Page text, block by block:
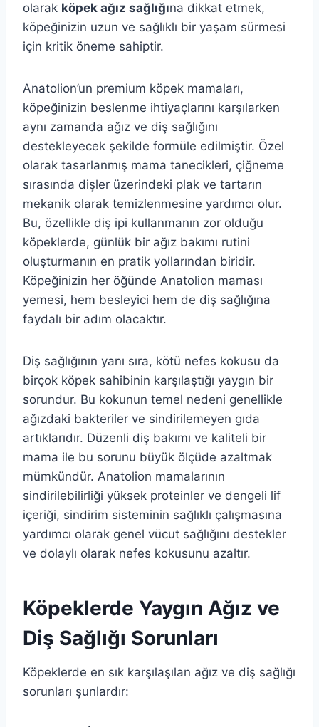
olarak köpek ağız sağlığına dikkat etmek,
köpeğinizin uzun ve sağlıklı bir yaşam sürmesi
için kritik öneme sahiptir.
Anatolion’un premium köpek mamaları,
köpeğinizin beslenme ihtiyaçlarını karşılarken
aynı zamanda ağız ve diş sağlığını
destekleyecek şekilde formüle edilmiştir. Özel
olarak tasarlanmış mama tanecikleri, çiğneme
sırasında dişler üzerindeki plak ve tartarın
mekanik olarak temizlenmesine yardımcı olur.
Bu, özellikle diş ipi kullanmanın zor olduğu
köpeklerde, günlük bir ağız bakımı rutini
oluşturmanın en pratik yollarından biridir.
Köpeğinizin her öğünde Anatolion maması
yemesi, hem besleyici hem de diş sağlığına
faydalı bir adım olacaktır.
Diş sağlığının yanı sıra, kötü nefes kokusu da
birçok köpek sahibinin karşılaştığı yaygın bir
sorundur. Bu kokunun temel nedeni genellikle
ağızdaki bakteriler ve sindirilemeyen gıda
artıklarıdır. Düzenli diş bakımı ve kaliteli bir
mama ile bu sorunu büyük ölçüde azaltmak
mümkündür. Anatolion mamalarının
sindirilebilirliği yüksek proteinler ve dengeli lif
içeriği, sindirim sisteminin sağlıklı çalışmasına
yardımcı olarak genel vücut sağlığını destekler
ve dolaylı olarak nefes kokusunu azaltır.
Köpeklerde Yaygın Ağız ve
Diş Sağlığı Sorunları
Köpeklerde en sık karşılaşılan ağız ve diş sağlığı
sorunları şunlardır: